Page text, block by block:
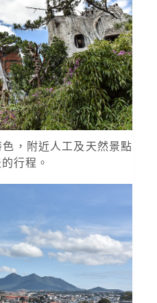
，附近人工及天然景點
行程。